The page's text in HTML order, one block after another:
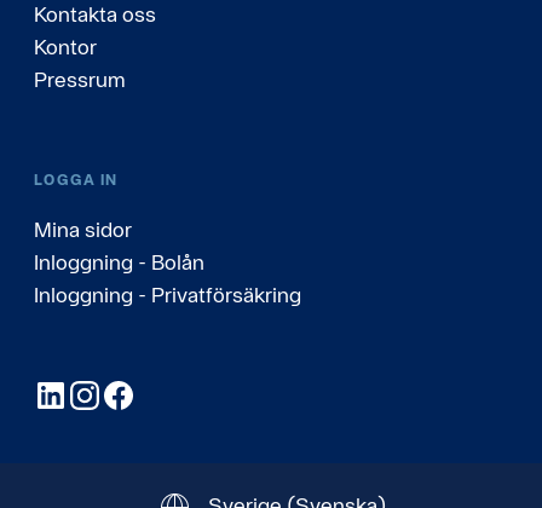
Kontakta oss
Kontor
Pressrum
LOGGA IN
Mina sidor
Inloggning - Bolån
Inloggning - Privatförsäkring
LinkedInInstagram